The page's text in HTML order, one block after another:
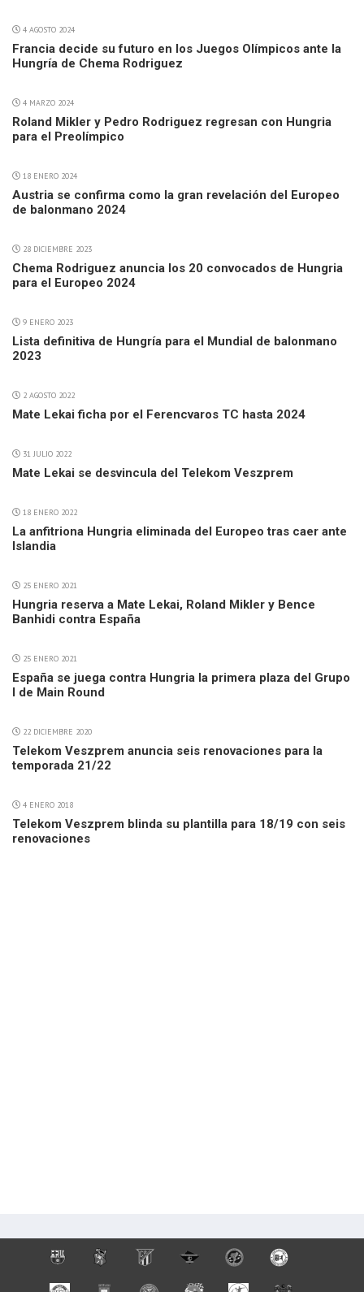
4 AGOSTO 2024
Francia decide su futuro en los Juegos Olímpicos ante la
Hungría de Chema Rodriguez
4 MARZO 2024
Roland Mikler y Pedro Rodriguez regresan con Hungria
para el Preolímpico
18 ENERO 2024
Austria se confirma como la gran revelación del Europeo
de balonmano 2024
28 DICIEMBRE 2023
Chema Rodriguez anuncia los 20 convocados de Hungria
para el Europeo 2024
9 ENERO 2023
Lista definitiva de Hungría para el Mundial de balonmano
2023
2 AGOSTO 2022
Mate Lekai ficha por el Ferencvaros TC hasta 2024
31 JULIO 2022
Mate Lekai se desvincula del Telekom Veszprem
18 ENERO 2022
La anfitriona Hungria eliminada del Europeo tras caer ante
Islandia
25 ENERO 2021
Hungria reserva a Mate Lekai, Roland Mikler y Bence
Banhidi contra España
25 ENERO 2021
España se juega contra Hungria la primera plaza del Grupo
I de Main Round
22 DICIEMBRE 2020
Telekom Veszprem anuncia seis renovaciones para la
temporada 21/22
4 ENERO 2018
Telekom Veszprem blinda su plantilla para 18/19 con seis
renovaciones